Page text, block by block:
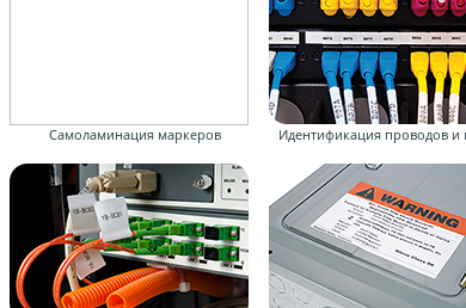
Самоламинация маркеров Идентификация проводов и